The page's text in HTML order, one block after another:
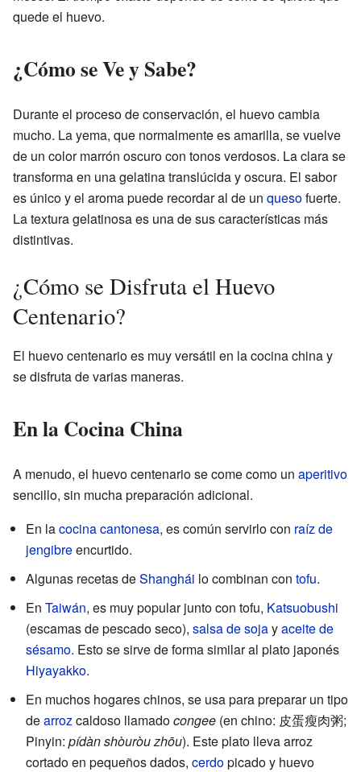
quede el huevo.
¿Cómo se Ve y Sabe?
Durante el proceso de conservación, el huevo cambia
mucho. La yema, que normalmente es amarilla, se vuelve
de un color marrón oscuro con tonos verdosos. La clara se
transforma en una gelatina translúcida y oscura. El sabor
es único y el aroma puede recordar al de un quesofuerte.
La textura gelatinosa es una de sus características más
distintivas.
¿Cómo se Disfruta el Huevo
Centenario?
El huevo centenario es muy versátil en la cocina china y
se disfruta de varias maneras.
En la Cocina China
A menudo, el huevo centenario se come como un aperitivo
sencillo, sin mucha preparación adicional.
En lacocina cantonesa, es común servirlo con raíz de
jengibreencurtido.
Algunas recetas deShanghái lo combinan con tofu.
En Taiwán, es muy popular junto con tofu, Katsuobushi
(escamas de pescado seco), salsa de sojayaceite de
sésamo. Esto se sirve de forma similar al plato japonés
Hiyayakko.
En muchos hogares chinos, se usa para preparar un tipo
dearroz caldoso llamadocongee (en chino: 皮蛋瘦肉粥;
Pinyin: pídàn shòuròu zhōu). Este plato lleva arroz
cortado en pequeños dados, cerdopicado y huevo